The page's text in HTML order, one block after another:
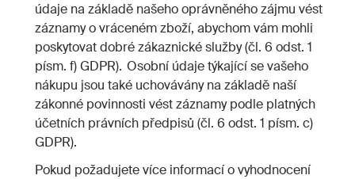
údaje na základě našeho oprávněného zájmu vést
záznamy o vráceném zboží, abychom vám mohli
poskytovat dobré zákaznické služby (čl. 6 odst. 1
písm. f) GDPR). Osobní údaje týkající se vašeho
nákupu jsou také uchovávány na základě naší
zákonné povinnosti vést záznamy podle platných
účetních právních předpisů (čl. 6 odst. 1 písm. c)
GDPR).
Pokud požadujete více informací o vyhodnocení